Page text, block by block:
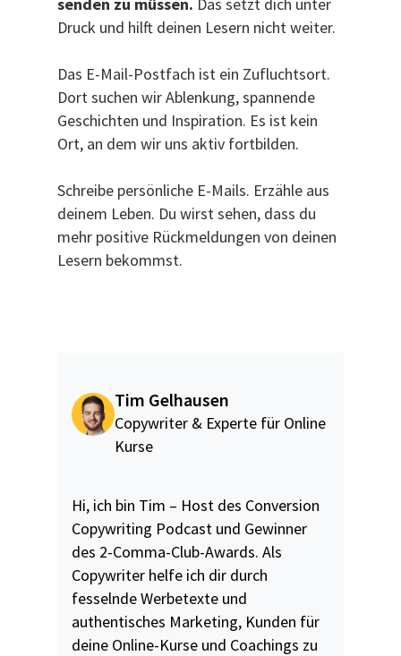
Druck und hilft deinen Lesern nicht weiter.
Das E-Mail-Postfach ist ein Zufluchtsort.
Dort suchen wir Ablenkung, spannende
Geschichten und Inspiration. Es ist kein
Ort, an dem wir uns aktiv fortbilden.
Schreibe persönliche E-Mails. Erzähle aus
deinem Leben. Du wirst sehen, dass du
mehr positive Rückmeldungen von deinen
Lesern bekommst.
Tim Gelhausen
Copywriter & Experte für Online
Kurse
Hi, ich bin Tim – Host des Conversion
Copywriting Podcast und Gewinner
des 2-Comma-Club-Awards. Als
Copywriter helfe ich dir durch
fesselnde Werbetexte und
authentisches Marketing, Kunden für
deine Online-Kurse und Coachings zu